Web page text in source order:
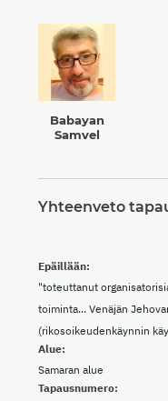
Babayan
Samvel
Yhteenveto
Alue:
Samaran alue
Epäillään:
"toteuttanut
toiminta... Venäjän
(rikosoikeudenkäynnin
Tapausnumero: